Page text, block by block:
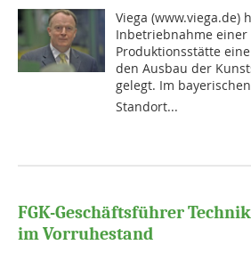
Viega (www.viega.de)
Inbetriebnahme einer
Produktionsstätte
den Ausbau der
gelegt. Im
Standort...
FGK-Geschäftsführer
im Vorruhestand